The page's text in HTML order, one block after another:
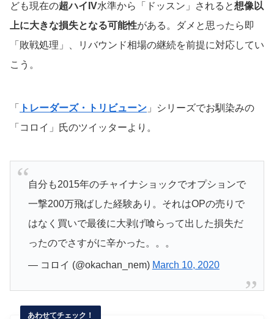
ども現在の超ハイIV水準から「ドッスン」されると想像以
上に大きな損失となる可能性がある。ダメと思ったら即
「敗戦処理」、リバウンド相場の継続を前提に対応してい
こう。
「 トレーダーズ・トリビューン 」シリーズでお馴染みの
「コロイ」氏のツイッターより。
自分も2015年のチャイナショックでオプションで
一撃200万飛ばした経験あり。それはOPの売りで
はなく買いで最後に大剥げ喰らって出した損失だ
ったのでさすがに辛かった。。。
— コロイ (@okachan_nem) March 10, 2020